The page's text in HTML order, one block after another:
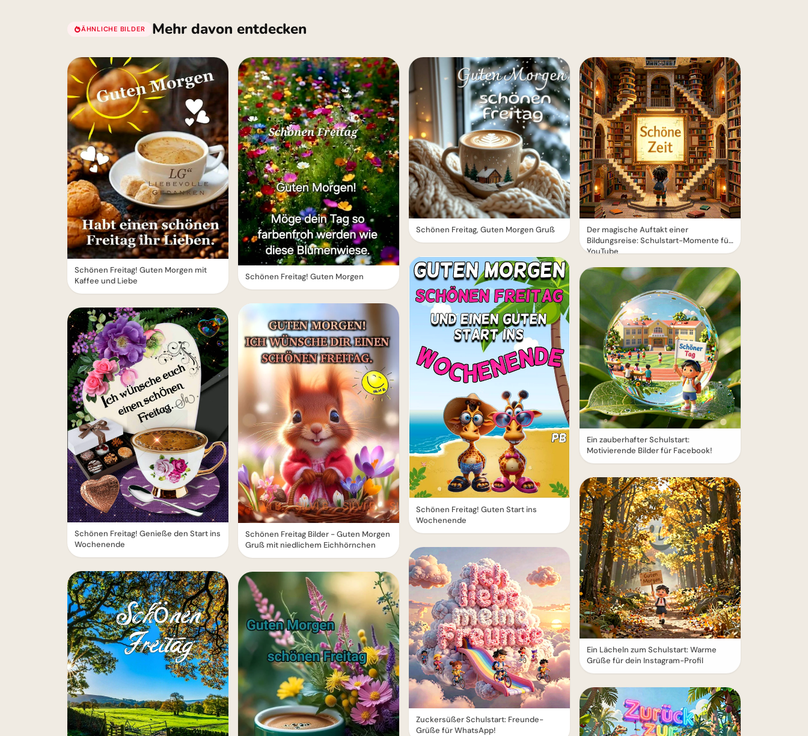
ÄHNLICHE BILDER Mehr davon entdecken
Schönen Freitag! Guten Morgen mit
Kaffee und Liebe
Schönen Freitag! Genieße den Start ins
Wochenende
Schönen Freitag! Guten Morgen
Schönen Freitag Bilder - Guten Morgen
Gruß mit niedlichem Eichhörnchen
Schönen Freitag, Guten Morgen Gruß
Schönen Freitag! Guten Start ins
Wochenende
Zuckersüßer Schulstart: Freunde-
Grüße für WhatsApp!
Der magische Auftakt einer
Bildungsreise: Schulstart-Momente für
YouTube
Ein zauberhafter Schulstart:
Motivierende Bilder für Facebook!
Ein Lächeln zum Schulstart: Warme
Grüße für dein Instagram-Profil